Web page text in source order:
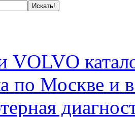
VOLVO
по Москве и